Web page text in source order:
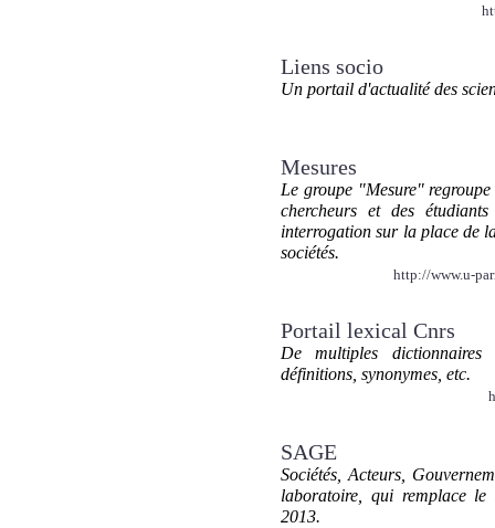
Liens socio
Un portail d'actualité des
Mesures
Le groupe "Mesure"
chercheurs et des
interrogation sur la place de
sociétés.
http://www.u-
Portail lexical Cnrs
De multiples
définitions, synonymes, etc.
SAGE
Sociétés, Acteurs,
laboratoire, qui remplace
2013.